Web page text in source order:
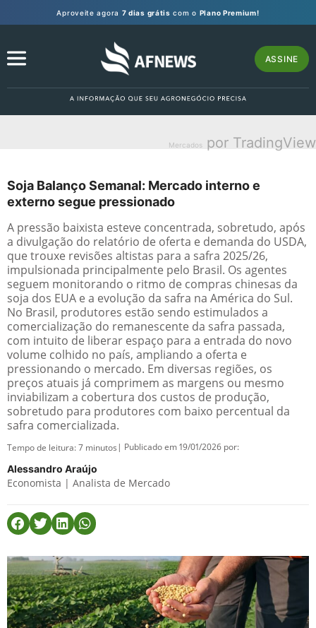
Aproveite agora 7 dias grátis com o Plano Premium!
ASSINE
Mercados por TradingView
Soja Balanço Semanal: Mercado interno e
externo segue pressionado
A pressão baixista esteve concentrada, sobretudo, após
a divulgação do relatório de oferta e demanda do USDA,
que trouxe revisões altistas para a safra 2025/26,
impulsionada principalmente pelo Brasil. Os agentes
seguem monitorando o ritmo de compras chinesas da
soja dos EUA e a evolução da safra na América do Sul.
No Brasil, produtores estão sendo estimulados a
comercialização do remanescente da safra passada,
com intuito de liberar espaço para a entrada do novo
volume colhido no país, ampliando a oferta e
pressionando o mercado. Em diversas regiões, os
preços atuais já comprimem as margens ou mesmo
inviabilizam a cobertura dos custos de produção,
sobretudo para produtores com baixo percentual da
safra comercializada.
Tempo de leitura:7 minutos | Publicado em 19/01/2026 por:
Alessandro Araújo
Economista | Analista de Mercado